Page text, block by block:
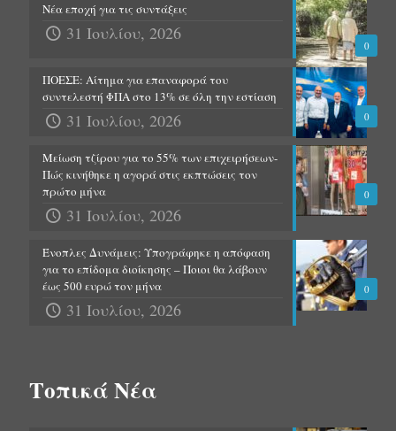
0
Νέα εποχή για τις συντάξεις
31 Ιουλίου, 2026
0
ΠΟΕΣΕ: Αίτημα για επαναφορά του
συντελεστή ΦΠΑ στο 13% σε όλη την εστίαση
31 Ιουλίου, 2026
0
Μείωση τζίρου για το 55% των επιχειρήσεων-
Πώς κινήθηκε η αγορά στις εκπτώσεις τον
πρώτο μήνα
31 Ιουλίου, 2026
0
Ένοπλες Δυνάμεις: Υπογράφηκε η απόφαση
για το επίδομα διοίκησης – Ποιοι θα λάβουν
έως 500 ευρώ τον μήνα
31 Ιουλίου, 2026
Τοπικά Νέα